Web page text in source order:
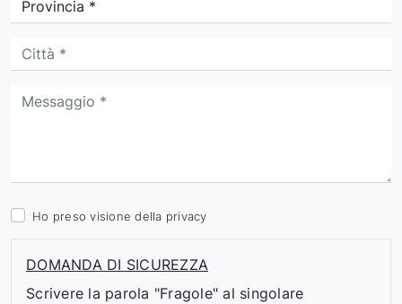
Ho preso visione della privacy
DOMANDA DI SICUREZZA
Scrivere la parola "Fragole" al singolare